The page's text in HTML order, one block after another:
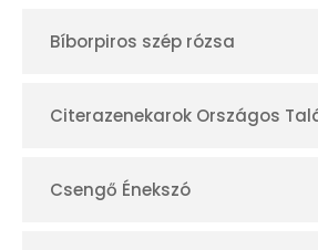
r
Bíborpiros szép rózsa
Citerazenekarok Országos
Csengő Énekszó